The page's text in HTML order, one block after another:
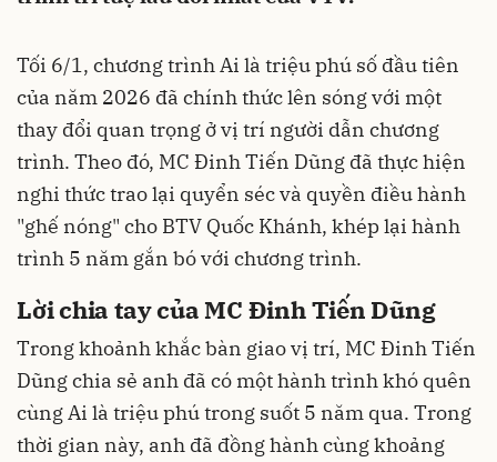
Tối 6/1, chương trình Ai là triệu phú số đầu tiên
của năm 2026 đã chính thức lên sóng với một
thay đổi quan trọng ở vị trí người dẫn chương
trình. Theo đó, MC Đinh Tiến Dũng đã thực hiện
nghi thức trao lại quyển séc và quyền điều hành
"ghế nóng" cho BTV Quốc Khánh, khép lại hành
trình 5 năm gắn bó với chương trình.
Lời chia tay của MC Đinh Tiến Dũng
Trong khoảnh khắc bàn giao vị trí, MC Đinh Tiến
Dũng chia sẻ anh đã có một hành trình khó quên
cùng Ai là triệu phú trong suốt 5 năm qua. Trong
thời gian này, anh đã đồng hành cùng khoảng